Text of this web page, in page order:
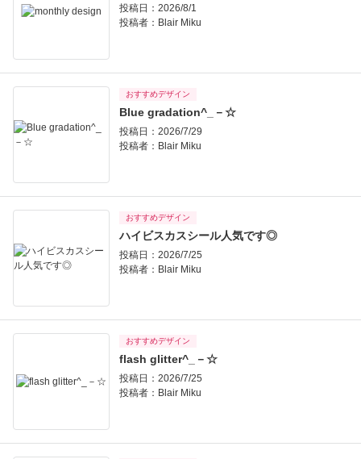
投稿日：2026/8/1
投稿者： Blair Miku
おすすめデザイン
Blue gradation^_－☆
投稿日：2026/7/29
投稿者： Blair Miku
おすすめデザイン
ハイビスカスシール人気です◎
投稿日：2026/7/25
投稿者： Blair Miku
おすすめデザイン
flash glitter^_－☆
投稿日：2026/7/25
投稿者： Blair Miku